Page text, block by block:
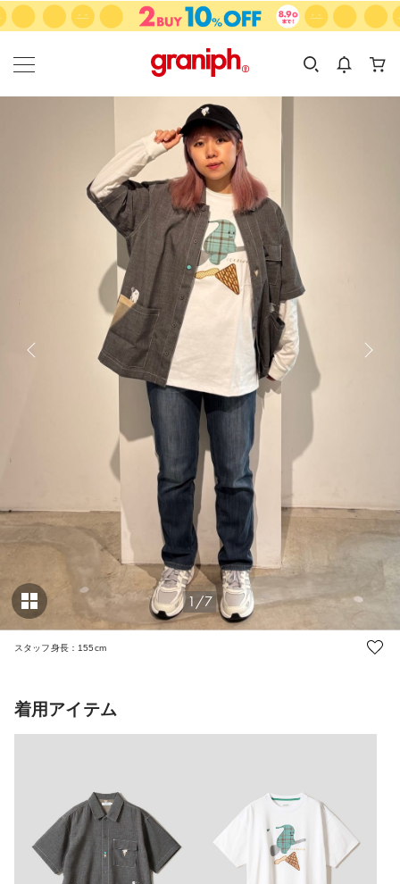
カテゴリーから探す
KIDS
カテゴリ
サイズ
1/7
スタッフ身長：155cm
着用アイテム